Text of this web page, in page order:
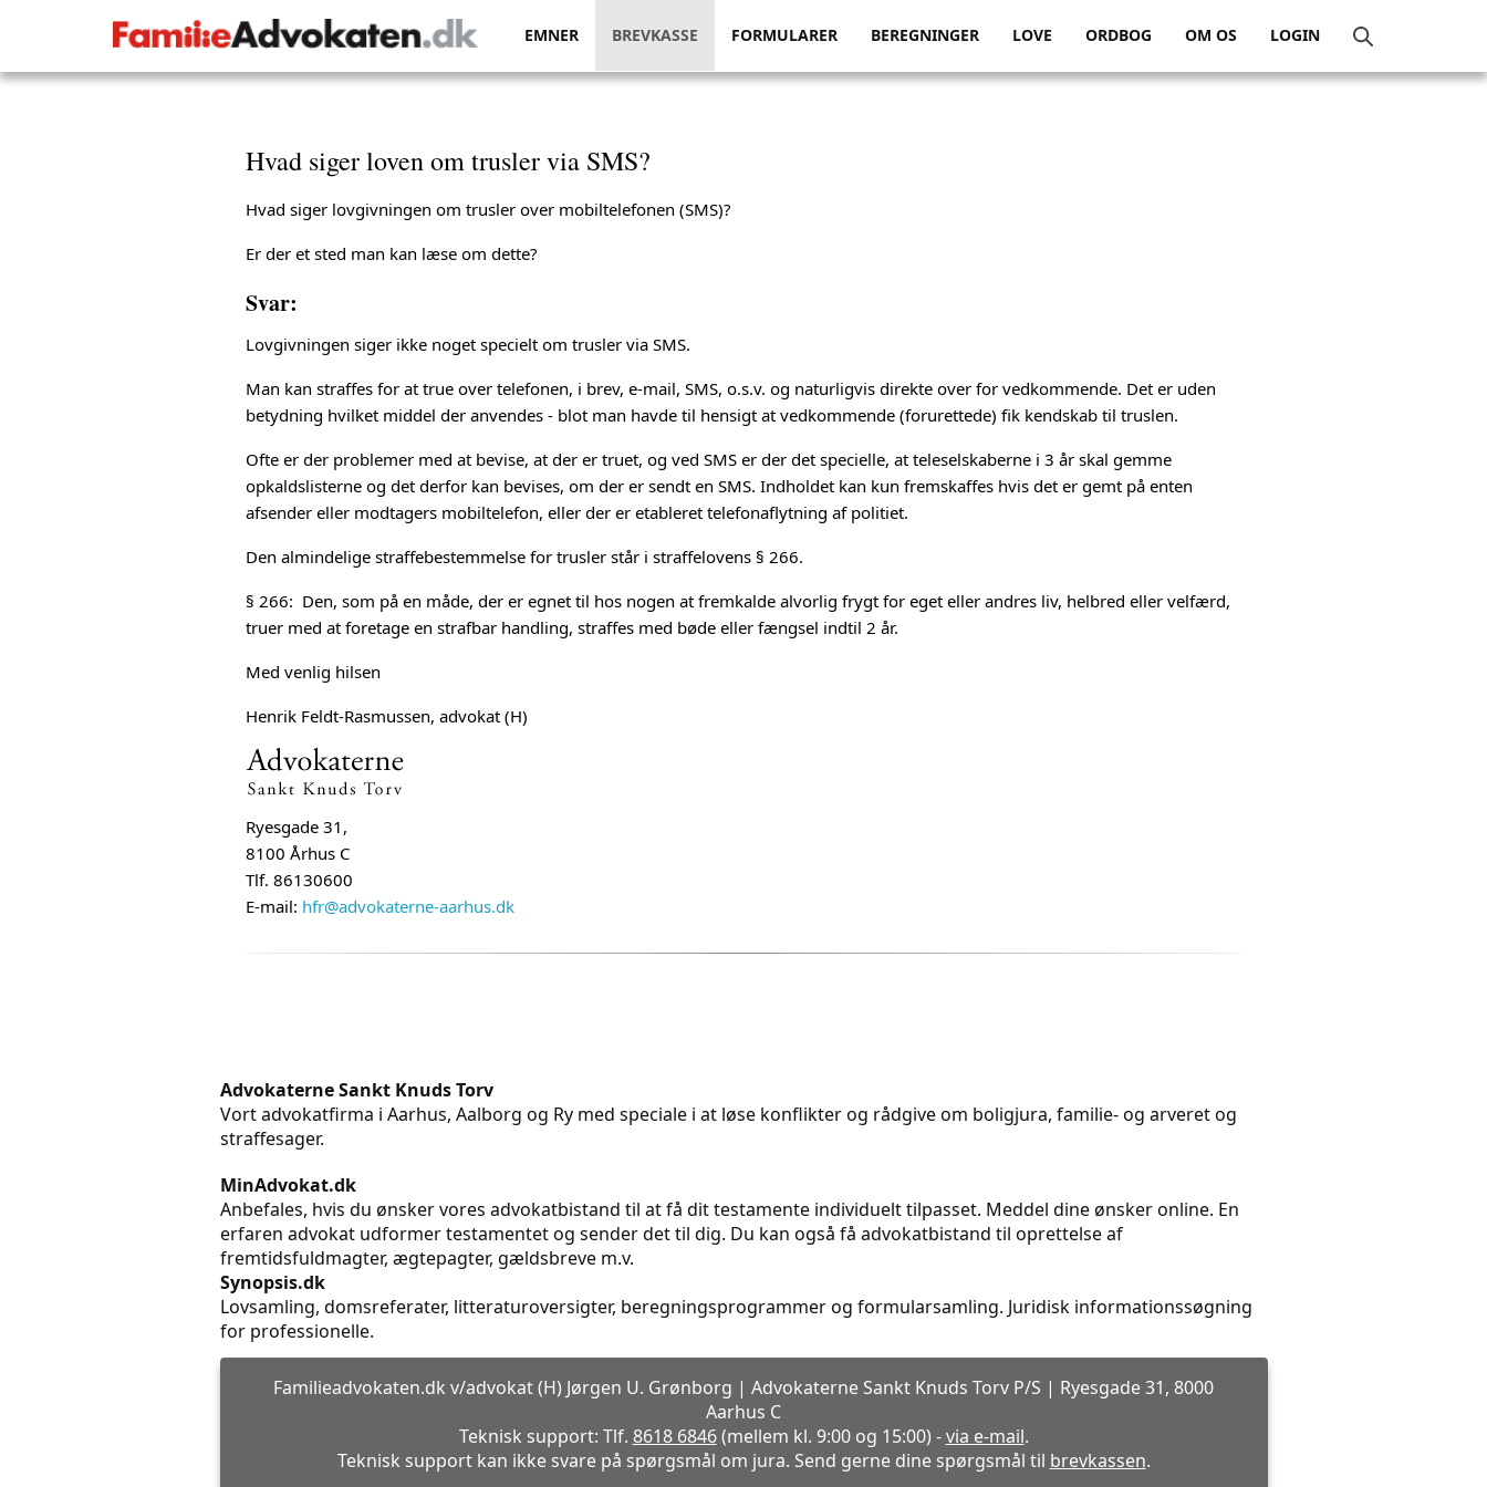
EMNER BREVKASSE FORMULARER BEREGNINGER LOVE ORDBOG OM OS LOGIN
Hvad siger loven om trusler via SMS?
Hvad siger lovgivningen om trusler over mobiltelefonen (SMS)?
Er der et sted man kan læse om dette?
Svar:
Lovgivningen siger ikke noget specielt om trusler via SMS.
Man kan straffes for at true over telefonen, i brev, e-mail, SMS, o.s.v. og naturligvis direkte over for vedkommende. Det er uden
betydning hvilket middel der anvendes - blot man havde til hensigt at vedkommende (forurettede) fik kendskab til truslen.
Ofte er der problemer med at bevise, at der er truet, og ved SMS er der det specielle, at teleselskaberne i 3 år skal gemme
opkaldslisterne og det derfor kan bevises, om der er sendt en SMS. Indholdet kan kun fremskaffes hvis det er gemt på enten
afsender eller modtagers mobiltelefon, eller der er etableret telefonaflytning af politiet.
Den almindelige straffebestemmelse for trusler står i straffelovens § 266.
§ 266: Den, som på en måde, der er egnet til hos nogen at fremkalde alvorlig frygt for eget eller andres liv, helbred eller velfærd,
truer med at foretage en strafbar handling, straffes med bøde eller fængsel indtil 2 år.
Med venlig hilsen
Henrik Feldt-Rasmussen, advokat (H)
Ryesgade 31,
8100 Århus C
Tlf. 86130600
E-mail: hfr@advokaterne-aarhus.dk
Advokaterne Sankt Knuds Torv
Vort advokatfirma i Aarhus, Aalborg og Ry med speciale i at løse konflikter og rådgive om boligjura, familie- og arveret og
straffesager.
MinAdvokat.dk
Anbefales, hvis du ønsker vores advokatbistand til at få dit testamente individuelt tilpasset. Meddel dine ønsker online. En
erfaren advokat udformer testamentet og sender det til dig. Du kan også få advokatbistand til oprettelse af
fremtidsfuldmagter, ægtepagter, gældsbreve m.v.
Synopsis.dk
Lovsamling, domsreferater, litteraturoversigter, beregningsprogrammer og formularsamling. Juridisk informationssøgning
for professionelle.
Familieadvokaten.dk v/advokat (H) Jørgen U. Grønborg | Advokaterne Sankt Knuds Torv P/S | Ryesgade 31, 8000
Aarhus C
Teknisk support: Tlf. 8618 6846(mellem kl. 9:00 og 15:00) -via e-mail.
Teknisk support kan ikke svare på spørgsmål om jura. Send gerne dine spørgsmål til brevkassen.